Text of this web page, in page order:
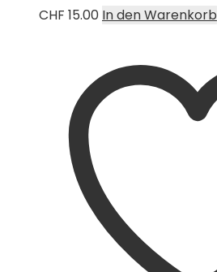
CHF 15.00 In den Warenkorb